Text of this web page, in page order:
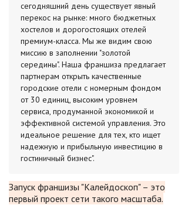
сегодняшний день существует явный
перекос на рынке: много бюджетных
хостелов и дорогостоящих отелей
премиум-класса. Мы же видим свою
миссию в заполнении "золотой
середины". Наша франшиза предлагает
партнерам открыть качественные
городские отели с номерным фондом
от 30 единиц, высоким уровнем
сервиса, продуманной экономикой и
эффективной системой управления. Это
идеальное решение для тех, кто ищет
надежную и прибыльную инвестицию в
гостиничный бизнес".
Запуск франшизы "Калейдоскоп" – это
первый проект сети такого масштаба.